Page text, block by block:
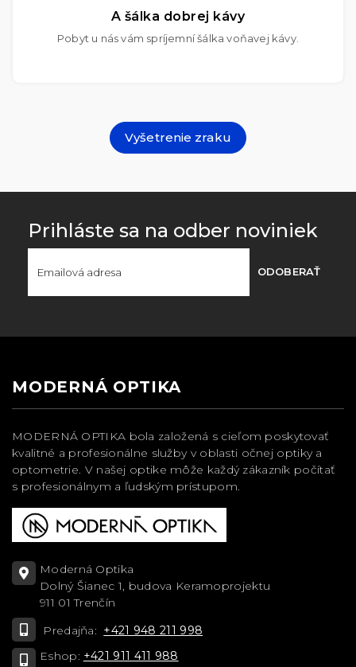
A šálka dobrej kávy
Pobyt u nás vám spríjemní šálka voňavej kávy.
Vyšetrenie zraku
Prihláste sa na odber noviniek
ODOBERAŤ
MODERNÁ OPTIKA
MODERNÁ OPTIKA bola založená s cieľom poskytovať
kvalitné a profesionálne služby v oblasti očnej optiky a
optometrie. V našej optike môže každý zákazník počítať
s profesionálnym a ľudským prístupom.
Moderná Optika
Dolný Šianec 1, budova Keramoprojektu
911 01 Trenčín
Predajňa: +421 948 211 998
Eshop: +421 911 411 988